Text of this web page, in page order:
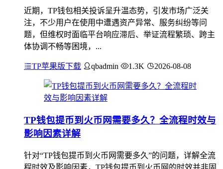
近期，TP钱包相关投诉呈升温态势，引发市场广泛关
注，不少用户在使用中遭遇资产异常、服务纠纷等问
题，但维权时面临平台响应滞后、举证流程繁琐、跨主
体协调不畅等困境，...
TP苹果版下载 qbadmin 1.3K 2026-08-08
TP钱包提币到火币网需要多久？全流程时效与
影响因素详解
针对“TP钱包提币到火币网需要多久”的问题，详解全流
程时效及影响因素，TP钱包提币到火币网的时效并非固